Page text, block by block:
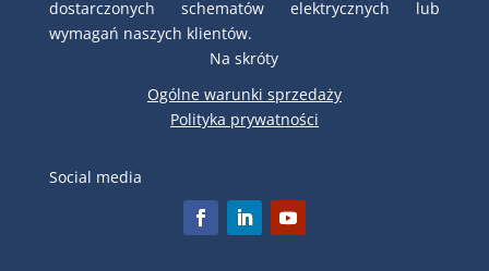
dostarczonych schematów elektrycznych lub
wymagań naszych klientów.
Na skróty
Ogólne warunki sprzedaży
Polityka prywatności
Social media